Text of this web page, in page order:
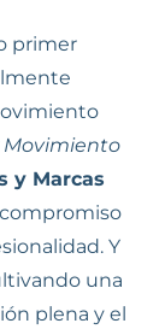
primer
Movimiento
y Marcas
Y
una
plena y el